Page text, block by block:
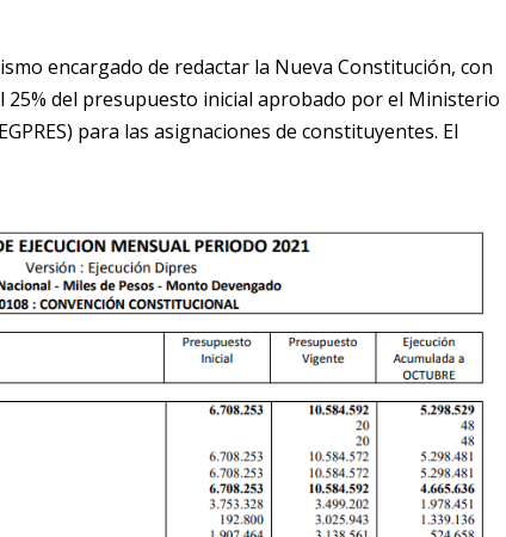
encargado de redactar la Nueva Constitución, con
25% del presupuesto inicial aprobado por el Ministerio
para las asignaciones de constituyentes. El